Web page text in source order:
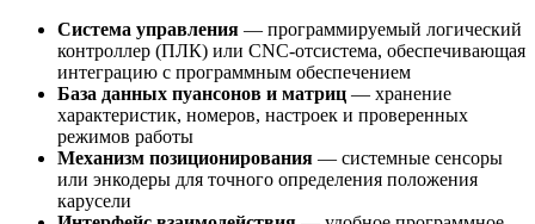
Система управления — программируемый логический
контроллер (ПЛК) или CNC-отсистема, обеспечивающая
интеграцию с программным обеспечением
База данных пуансонов и матриц — хранение
характеристик, номеров, настроек и проверенных
режимов работы
Механизм позиционирования — системные сенсоры
или энкодеры для точного определения положения
карусели